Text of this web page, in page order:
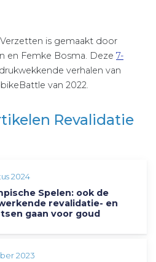
is gemaakt door
en Femke Bosma. Deze 7-
verhalen van
van 2022.
Revalidatie
2024
Spelen: ook de
revalidatie- en
gaan voor goud
2023